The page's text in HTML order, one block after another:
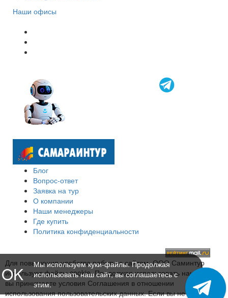
Наши офисы
Блог
Вопрос-ответ
Заявка на тур
О компании
Наши менеджеры
Где купить
Политика конфиденциальности
Для повышения удобства работы с сайтом, ООО Саминтур
использует файлы cookie. Продолжая использовать наш сайт,
вы принимаете условия Соглашения в отношении
использования пользовательских данных. Если вы не хотите,
OK
Мы используем куки-файлы. Продолжая
использовать наш сайт, вы соглашаетесь с
этим.